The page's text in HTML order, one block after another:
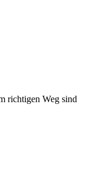
richtigen Weg sind